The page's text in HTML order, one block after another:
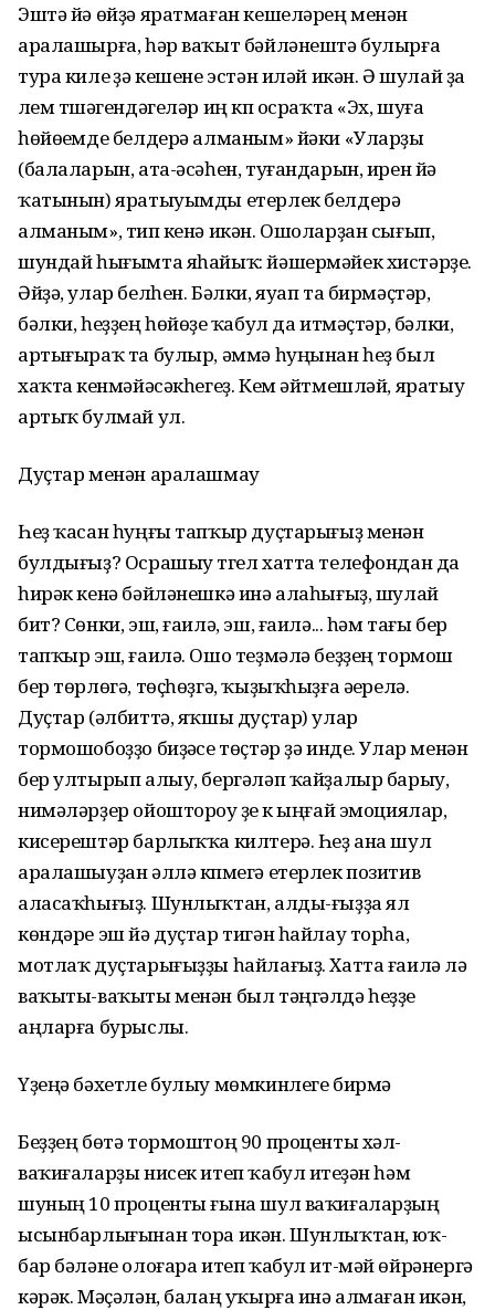
Эштә йә өйҙә яратмаған кешеләрең менән
аралашырға, һәр ваҡыт бәйләнештә булырға
тура килеү ҙә кешене эстән иләй икән. Ә шулай ҙа
үлем түшәгендәгеләр иң күп осраҡта «Эх, шуға
һөйөүемде белдерә алманым» йәки «Уларҙы
(балаларын, ата-әсәһен, туғандарын, ирен йә
ҡатынын) яратыуымды етерлек белдерә
алманым», тип үкенә икән. Ошоларҙан сығып,
шундай һығымта яһайыҡ: йәшермәйек хистәрҙе.
Әйҙә, улар белһен. Бәлки, яуап та бирмәҫтәр,
бәлки, һеҙҙең һөйөүҙе ҡабул да итмәҫтәр, бәлки,
артығыраҡ та булыр, әммә һуңынан һеҙ был
хаҡта үкенмәйәсәкһегеҙ. Кем әйтмешләй, яратыу
артыҡ булмай ул.
Дуҫтар менән аралашмау
Һеҙ ҡасан һуңғы тапҡыр дуҫтарығыҙ менән
булдығыҙ? Осрашыу түгел хатта телефондан да
һирәк кенә бәйләнешкә инә алаһығыҙ, шулай
бит? Сөнки, эш, ғаилә, эш, ғаилә... һәм тағы бер
тапҡыр эш, ғаилә. Ошо теҙмәлә беҙҙең тормош
бер төрлөгә, төҫһөҙгә, ҡыҙыҡһыҙға әүерелә.
Дуҫтар (әлбиттә, яҡшы дуҫтар) улар
тормошобоҙҙо биҙәүсе төҫтәр ҙә инде. Улар менән
бер ултырып алыу, бергәләп ҡайҙалыр барыу,
нимәләрҙер ойоштороу үҙе үк ыңғай эмоциялар,
кисерештәр барлыҡҡа килтерә. Һеҙ ана шул
аралашыуҙан әллә күпмегә етерлек позитив
аласаҡһығыҙ. Шунлыҡтан, алды-ғыҙҙа ял
көндәре эш йә дуҫтар тигән һайлау торһа,
мотлаҡ дуҫтарығыҙҙы һайлағыҙ. Хатта ғаилә лә
ваҡыты-ваҡыты менән был тәңгәлдә һеҙҙе
аңларға бурыслы.
Үҙеңә бәхетле булыу мөмкинлеге бирмәү
Беҙҙең бөтә тормоштоң 90 проценты хәл-
ваҡиғаларҙы нисек итеп ҡабул итеүҙән һәм
шуның 10 проценты ғына шул ваҡиғаларҙың
ысынбарлығынан тора икән. Шунлыҡтан, юҡ-
бар бәләне олоғара итеп ҡабул ит-мәй өйрәнергә
кәрәк. Мәҫәлән, балаң уҡырға инә алмаған икән,